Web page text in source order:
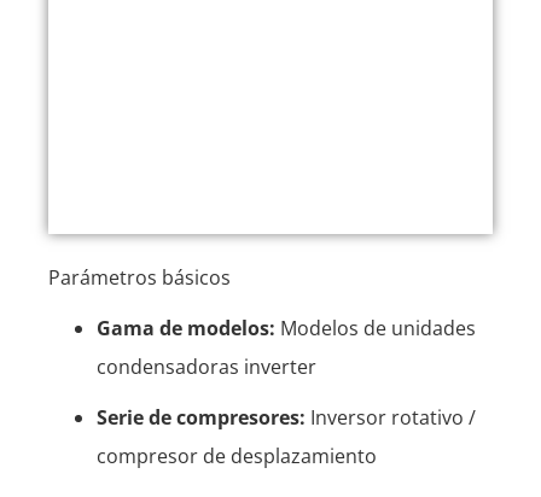
Parámetros básicos
Gama de modelos: Modelos de unidades
condensadoras inverter
Serie de compresores: Inversor rotativo /
compresor de desplazamiento